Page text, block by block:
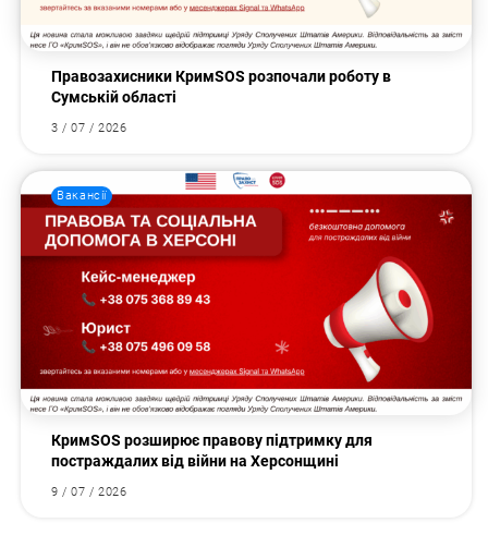
Правозахисники КримSOS розпочали роботу в
Сумській області
3 / 07 / 2026
Вакансії
КримSOS розширює правову підтримку для
постраждалих від війни на Херсонщині
9 / 07 / 2026